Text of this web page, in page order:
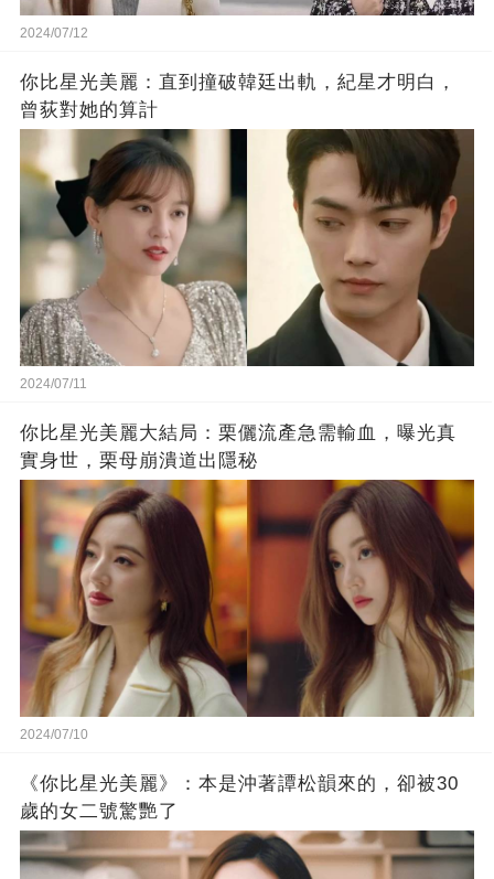
2024/07/12
你比星光美麗：直到撞破韓廷出軌，紀星才明白，
曾荻對她的算計
2024/07/11
你比星光美麗大結局：栗儷流產急需輸血，曝光真
實身世，栗母崩潰道出隱秘
2024/07/10
《你比星光美麗》：本是沖著譚松韻來的，卻被30
歲的女二號驚艷了